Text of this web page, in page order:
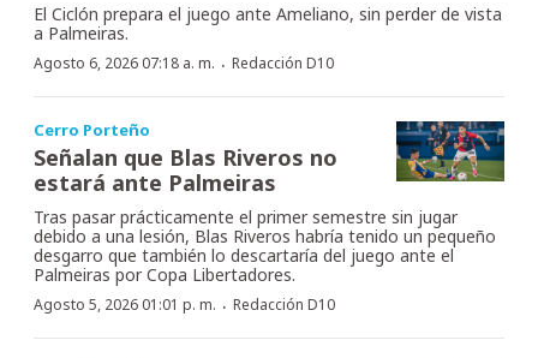
El Ciclón prepara el juego ante Ameliano, sin perder de vista
a Palmeiras.
Agosto 6, 2026 07:18 a. m. · Redacción D10
Cerro Porteño
Señalan que Blas Riveros no
estará ante Palmeiras
Tras pasar prácticamente el primer semestre sin jugar
debido a una lesión, Blas Riveros habría tenido un pequeño
desgarro que también lo descartaría del juego ante el
Palmeiras por Copa Libertadores.
Agosto 5, 2026 01:01 p. m. · Redacción D10